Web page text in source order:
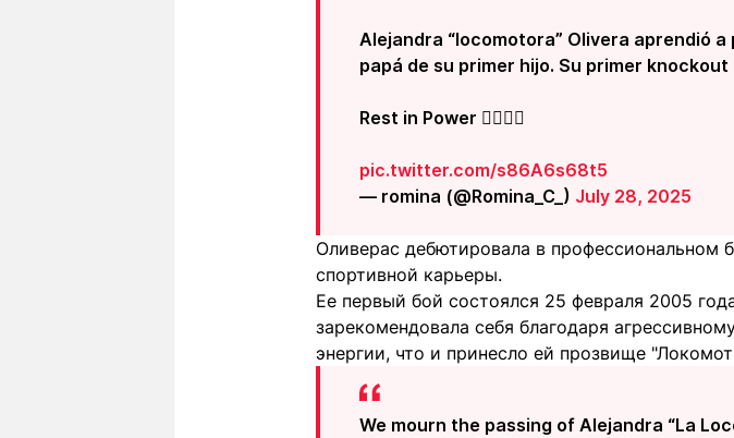
Alejandra “locomotora” Olivera aprendió
papá de su primer hijo. Su primer
Rest in Power ✊🏻😢🖤
pic.twitter.com/s86A6s68t5
— romina (@Romina_C_) July 28, 2025
Оливерас дебютировала в профессиональном
спортивной карьеры.
Ее первый бой состоялся 25 февраля 2005
зарекомендовала себя благодаря
энергии, что и принесло ей прозвище
We mourn the passing of Alejandra “La